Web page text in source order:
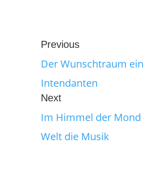
Previous
Der Wunschtraum
Intendanten
Next
Im Himmel der Mond
Welt die Musik